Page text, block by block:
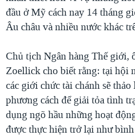
đầu ở Mỹ cách nay 14 tháng
Âu châu và nhiều nước khác
Chủ tịch Ngân hàng Thế giới,
Zoellick cho biết rằng: tại hội
các giới chức tài chánh sẽ
phương cách để giải tỏa tình
dụng ngõ hầu những hoạt
được thực hiện trở lại như